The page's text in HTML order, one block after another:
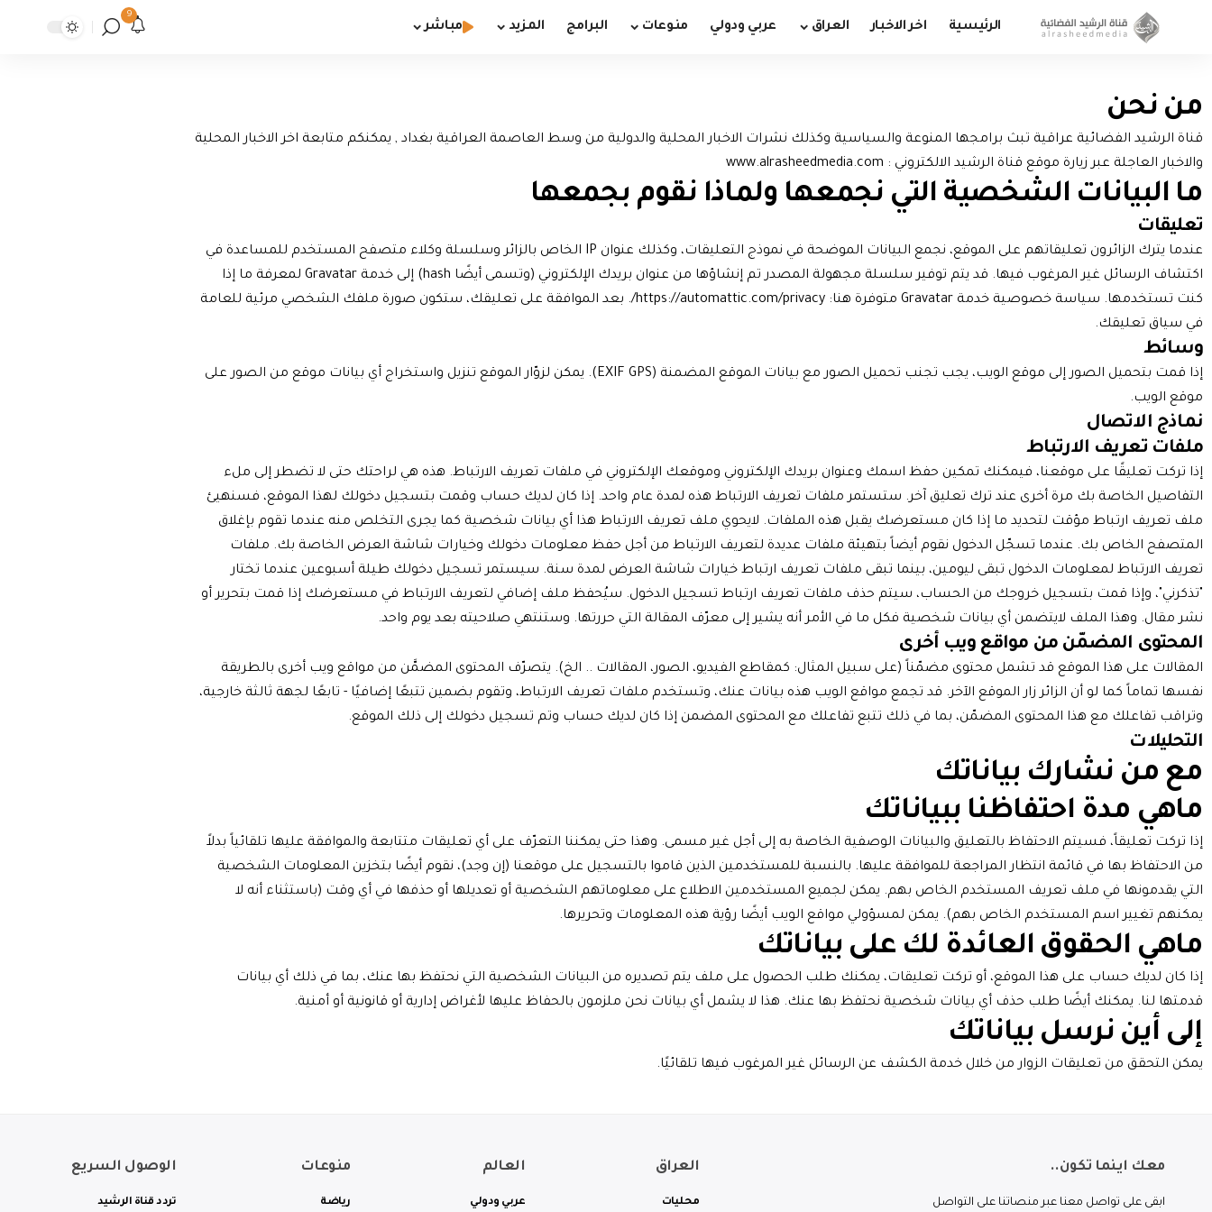
الرئيسية اخر الاخبار العراق عربي ودولي منوعات البرامج المزيد مباشر
9
من نحن
قناة الرشيد الفضائية عراقية تبث برامجها المنوعة والسياسية وكذلك نشرات الاخبار المحلية والدولية من وسط العاصمة العراقية بغداد , يمكنكم متابعة اخر الاخبار المحلية
والاخبار العاجلة عبر زيارة موقع قناة الرشيد الالكتروني : www.alrasheedmedia.com
ما البيانات الشخصية التي نجمعها ولماذا نقوم بجمعها
تعليقات
عندما يترك الزائرون تعليقاتهم على الموقع، نجمع البيانات الموضحة في نموذج التعليقات، وكذلك عنوان IP الخاص بالزائر وسلسلة وكلاء متصفح المستخدم للمساعدة في
اكتشاف الرسائل غير المرغوب فيها. قد يتم توفير سلسلة مجهولة المصدر تم إنشاؤها من عنوان بريدك الإلكتروني (وتسمى أيضًا hash) إلى خدمة Gravatar لمعرفة ما إذا
كنت تستخدمها. سياسة خصوصية خدمة Gravatar متوفرة هنا: https://automattic.com/privacy/. بعد الموافقة على تعليقك، ستكون صورة ملفك الشخصي مرئية للعامة
في سياق تعليقك.
وسائط
إذا قمت بتحميل الصور إلى موقع الويب، يجب تجنب تحميل الصور مع بيانات الموقع المضمنة (EXIF GPS). يمكن لزوّار الموقع تنزيل واستخراج أي بيانات موقع من الصور على
موقع الويب.
نماذج الاتصال
ملفات تعريف الارتباط
إذا تركت تعليقًا على موقعنا، فيمكنك تمكين حفظ اسمك وعنوان بريدك الإلكتروني وموقعك الإلكتروني في ملفات تعريف الارتباط. هذه هي لراحتك حتى لا تضطر إلى ملء
التفاصيل الخاصة بك مرة أخرى عند ترك تعليق آخر. ستستمر ملفات تعريف الارتباط هذه لمدة عام واحد. إذا كان لديك حساب وقمت بتسجيل دخولك لهذا الموقع، فسنهيئ
ملف تعريف ارتباط مؤقت لتحديد ما إذا كان مستعرضك يقبل هذه الملفات. لايحوي ملف تعريف الارتباط هذا أي بيانات شخصية كما يجرى التخلص منه عندما تقوم بإغلاق
المتصفح الخاص بك. عندما تسجّل الدخول نقوم أيضاً بتهيئة ملفات عديدة لتعريف الارتباط من أجل حفظ معلومات دخولك وخيارات شاشة العرض الخاصة بك. ملفات
تعريف الارتباط لمعلومات الدخول تبقى ليومين، بينما تبقى ملفات تعريف ارتباط خيارات شاشة العرض لمدة سنة. سيستمر تسجيل دخولك طيلة أسبوعين عندما تختار
"تذكرني"، وإذا قمت بتسجيل خروجك من الحساب، سيتم حذف ملفات تعريف ارتباط تسجيل الدخول. سيُحفظ ملف إضافي لتعريف الارتباط في مستعرضك إذا قمت بتحرير أو
نشر مقال. وهذا الملف لايتضمن أي بيانات شخصية فكل ما في الأمر أنه يشير إلى معرّف المقالة التي حررتها. وستنتهي صلاحيته بعد يوم واحد.
المحتوى المضمّن من مواقع ويب أخرى
المقالات على هذا الموقع قد تشمل محتوى مضمّناً (على سبيل المثال: كمقاطع الفيديو، الصور، المقالات .. الخ). يتصرّف المحتوى المضمَّن من مواقع ويب أخرى بالطريقة
نفسها تماماً كما لو أن الزائر زار الموقع الآخر. قد تجمع مواقع الويب هذه بيانات عنك، وتستخدم ملفات تعريف الارتباط، وتقوم بضمين تتبعًا إضافيًا - تابعًا لجهة ثالثة خارجية،
وتراقب تفاعلك مع هذا المحتوى المضمّن، بما في ذلك تتبع تفاعلك مع المحتوى المضمن إذا كان لديك حساب وتم تسجيل دخولك إلى ذلك الموقع.
التحليلات
مع من نشارك بياناتك
ماهي مدة احتفاظنا ببياناتك
إذا تركت تعليقاً، فسيتم الاحتفاظ بالتعليق والبيانات الوصفية الخاصة به إلى أجل غير مسمى. وهذا حتى يمكننا التعرّف على أي تعليقات متتابعة والموافقة عليها تلقائياً بدلاً
من الاحتفاظ بها في قائمة انتظار المراجعة للموافقة عليها. بالنسبة للمستخدمين الذين قاموا بالتسجيل على موقعنا (إن وجد)، نقوم أيضًا بتخزين المعلومات الشخصية
التي يقدمونها في ملف تعريف المستخدم الخاص بهم. يمكن لجميع المستخدمين الاطلاع على معلوماتهم الشخصية أو تعديلها أو حذفها في أي وقت (باستثناء أنه لا
يمكنهم تغيير اسم المستخدم الخاص بهم). يمكن لمسؤولي مواقع الويب أيضًا رؤية هذه المعلومات وتحريرها.
ماهي الحقوق العائدة لك على بياناتك
إذا كان لديك حساب على هذا الموقع، أو تركت تعليقات، يمكنك طلب الحصول على ملف يتم تصديره من البيانات الشخصية التي نحتفظ بها عنك، بما في ذلك أي بيانات
قدمتها لنا. يمكنك أيضًا طلب حذف أي بيانات شخصية نحتفظ بها عنك. هذا لا يشمل أي بيانات نحن ملزمون بالحفاظ عليها لأغراض إدارية أو قانونية أو أمنية.
إلى أين نرسل بياناتك
يمكن التحقق من تعليقات الزوار من خلال خدمة الكشف عن الرسائل غير المرغوب فيها تلقائيًا.
معك اينما تكون..
ابقى على تواصل معنا عبر منصاتنا على التواصل
العراق
محليات
العالم
عربي ودولي
منوعات
رياضة
الوصول السريع
تردد قناة الرشيد